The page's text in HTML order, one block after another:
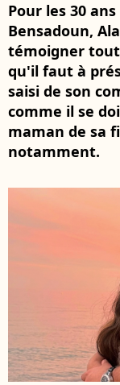
Pour les 30
Bensadoun,
témoigner
qu'il faut à
saisi de son
comme il se
maman de sa
notamment.